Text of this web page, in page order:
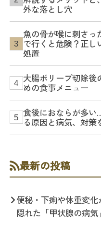
外な落とし穴
魚の骨が喉に刺さっ
で行くと危険？正し
処置
大腸ポリープ切除後
めの食事メニュー
食後におならが多
る原因と病気、対策
最新の投稿
便秘・下痢や体重変
隠れた「甲状腺の病気」